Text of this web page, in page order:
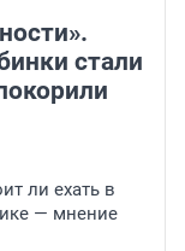
стали
ли ехать в
— мнение